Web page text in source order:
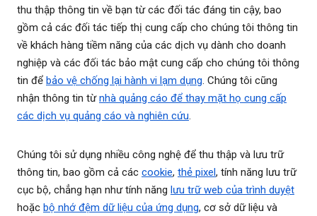
thu thập thông tin về bạn từ các đối tác đáng tin cậy, bao
gồm cả các đối tác tiếp thị cung cấp cho chúng tôi thông tin
về khách hàng tiềm năng của các dịch vụ dành cho doanh
nghiệp và các đối tác bảo mật cung cấp cho chúng tôi thông
tin để bảo vệ chống lại hành vi lạm dụng. Chúng tôi cũng
nhận thông tin từnhà quảng cáo để thay mặt họ cung cấp
các dịch vụ quảng cáo và nghiên cứu.
Chúng tôi sử dụng nhiều công nghệ để thu thập và lưu trữ
thông tin, bao gồm cả các cookie, thẻ pixel, tính năng lưu trữ
cục bộ, chẳng hạn như tính năng lưu trữ web của trình duyệt
hoặc bộ nhớ đệm dữ liệu của ứng dụng, cơ sở dữ liệu và